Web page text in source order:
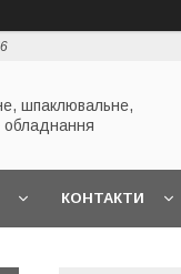
шпаклювальне,
обладнання
КОНТАКТИ